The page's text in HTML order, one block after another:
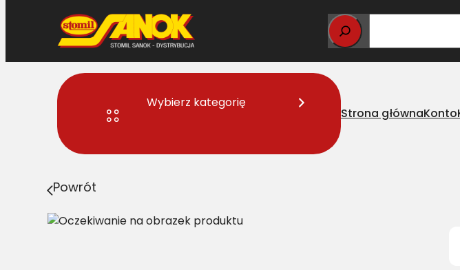
Wybierz kategorię
Strona głównaKonto
Strona główna > A/H1-1000 Pas Harvest Belts klasyczny JD H146636
Powrót